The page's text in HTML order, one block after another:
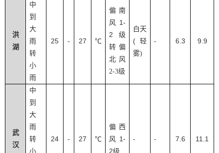
洪
湖
中
到
大
雨
转
小
雨
25 - 27 ℃
偏南
风 1-
2 级
转偏
北风
2-3级
白天
( 轻
雾)
- 6.3 9.9
武
汉
中
到
大
雨
转
小
24 - 27 ℃
偏西
风 1-
2级
- - 7.6 11.1